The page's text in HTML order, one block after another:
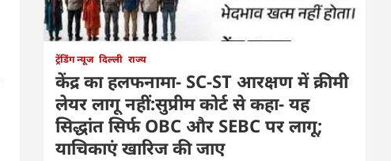
ट्रेंडिंग न्यूज दिल्ली राज्य
केंद्र का हलफनामा- SC-ST आरक्षण में क्रीमी
लेयर लागू नहीं:सुप्रीम कोर्ट से कहा- यह
सिद्धांत सिर्फ OBC और SEBC पर लागू;
याचिकाएं खारिज की जाए